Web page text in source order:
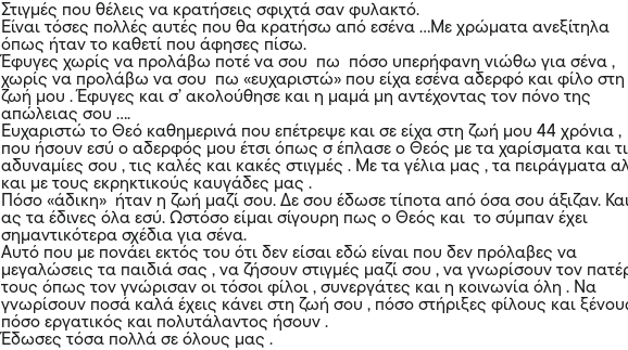
Στιγμές που θέλεις να κρατήσεις σφιχτά σαν φυλακτό.
Είναι τόσες πολλές αυτές που θα κρατήσω από εσένα …Με χρώματα ανεξίτηλα
όπως ήταν το καθετί που άφησες πίσω.
Έφυγες χωρίς να προλάβω ποτέ να σου πω πόσο υπερήφανη νιώθω για σένα ,
χωρίς να προλάβω να σου πω «ευχαριστώ» που είχα εσένα αδερφό και φίλο στη
ζωή μου . Έφυγες και σ’ ακολούθησε και η μαμά μη αντέχοντας τον πόνο της
απώλειας σου ….
Ευχαριστώ το Θεό καθημερινά που επέτρεψε και σε είχα στη ζωή μου 44 χρόνια ,
που ήσουν εσύ ο αδερφός μου έτσι όπως σ έπλασε ο Θεός με τα χαρίσματα και
αδυναμίες σου , τις καλές και κακές στιγμές . Με τα γέλια μας , τα πειράγματα
και με τους εκρηκτικούς καυγάδες μας .
Πόσο «άδικη» ήταν η ζωή μαζί σου. Δε σου έδωσε τίποτα από όσα σου άξιζαν.
ας τα έδινες όλα εσύ. Ωστόσο είμαι σίγουρη πως ο Θεός και το σύμπαν έχει
σημαντικότερα σχέδια για σένα.
Αυτό που με πονάει εκτός του ότι δεν είσαι εδώ είναι που δεν πρόλαβες να
μεγαλώσεις τα παιδιά σας , να ζήσουν στιγμές μαζί σου , να γνωρίσουν τον
τους όπως τον γνώρισαν οι τόσοι φίλοι , συνεργάτες και η κοινωνία όλη . Να
γνωρίσουν ποσά καλά έχεις κάνει στη ζωή σου , πόσο στήριξες φίλους και
πόσο εργατικός και πολυτάλαντος ήσουν .
Έδωσες τόσα πολλά σε όλους μας .